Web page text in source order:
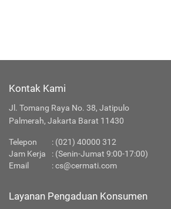
Kontak Kami
Jl. Tomang Raya No. 38, Jatipulo
Palmerah, Jakarta Barat 11430
Telepon : (021) 40000 312
Jam Kerja
: (Senin-Jumat 9:00-17:00)
Email
:cs@cermati.com
Layanan Pengaduan Konsumen